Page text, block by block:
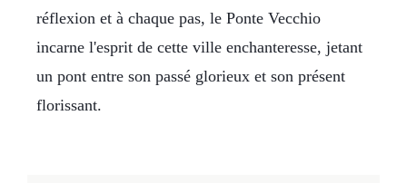
réflexion et à chaque pas, le Ponte Vecchio
incarne l'esprit de cette ville enchanteresse, jetant
un pont entre son passé glorieux et son présent
florissant.